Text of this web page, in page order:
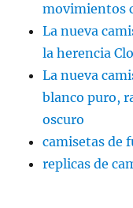
movimientos
La nueva
la herencia
La nueva
blanco puro,
oscuro
camisetas de
replicas de